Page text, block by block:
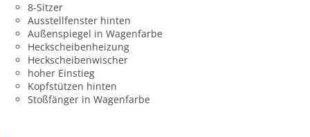
8-Sitzer
Ausstellfenster hinten
Außenspiegel in Wagenfarbe
Heckscheibenheizung
Heckscheibenwischer
hoher Einstieg
Kopfstützen hinten
Stoßfänger in Wagenfarbe